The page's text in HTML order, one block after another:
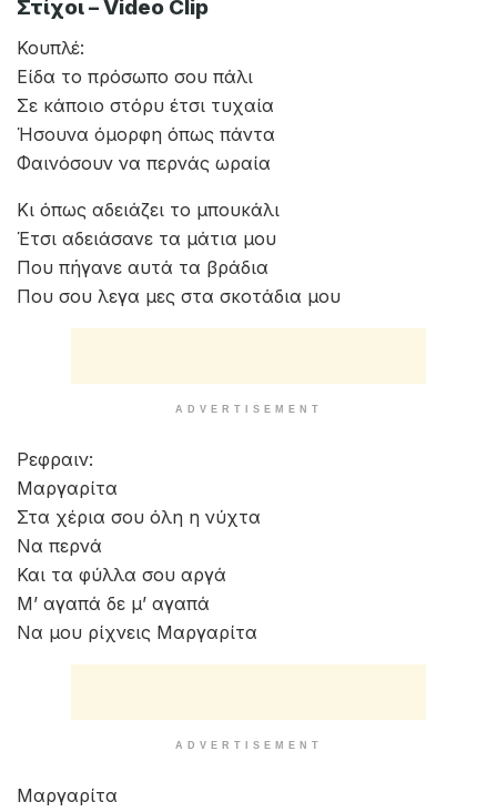
Στίχοι – Video Clip
Κουπλέ:
Είδα το πρόσωπο σου πάλι
Σε κάποιο στόρυ έτσι τυχαία
Ήσουνα όμορφη όπως πάντα
Φαινόσουν να περνάς ωραία
Κι όπως αδειάζει το μπουκάλι
Έτσι αδειάσανε τα μάτια μου
Που πήγανε αυτά τα βράδια
Που σου λεγα μες στα σκοτάδια μου
ADVERTISEMENT
Ρεφραιν:
Μαργαρίτα
Στα χέρια σου όλη η νύχτα
Να περνά
Και τα φύλλα σου αργά
Μ’ αγαπά δε μ’ αγαπά
Να μου ρίχνεις Μαργαρίτα
ADVERTISEMENT
Μαργαρίτα